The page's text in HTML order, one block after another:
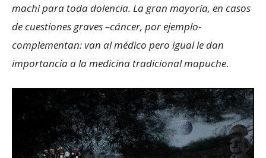
machi para toda dolencia. La gran mayoría, en casos
de cuestiones graves –cáncer, por ejemplo-
complementan: van al médico pero igual le dan
importancia a la medicina tradicional mapuche.